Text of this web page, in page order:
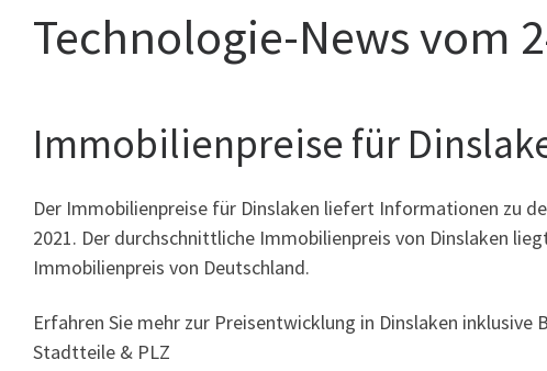
Technologie-News vom
Immobilienpreise für
Der Immobilienpreise für Dinslaken liefert Informationen zu
2021. Der durchschnittliche Immobilienpreis von Dinslaken
Immobilienpreis von Deutschland.
Erfahren Sie mehr zur Preisentwicklung in Dinslaken inklusive
Stadtteile & PLZ